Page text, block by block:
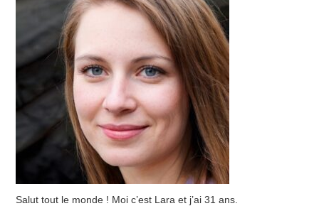
Salut tout le monde ! Moi c’est Lara et j’ai 31 ans.